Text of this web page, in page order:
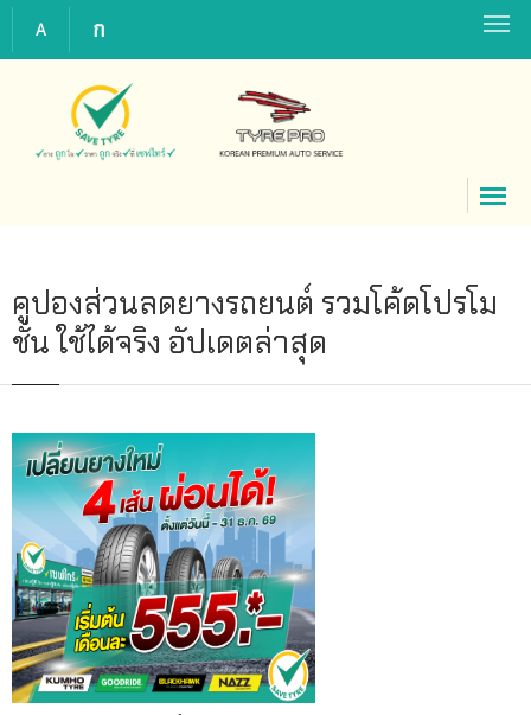
A ก
คูปองส่วนลดยางรถยนต์ รวมโค้ดโปรโม
ชั่น ใช้ได้จริง อัปเดตล่าสุด